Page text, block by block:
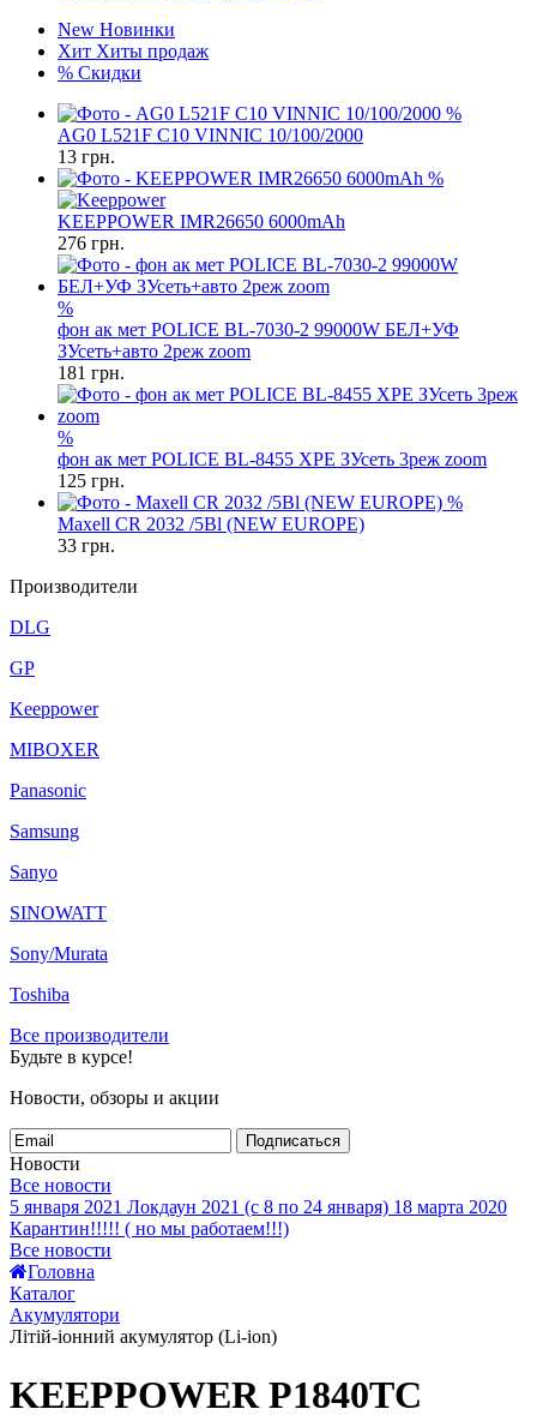
New Новинки
Хит Хиты продаж
% Скидки
%
AG0 L521F C10 VINNIC 10/100/2000
13 грн.
%
KEEPPOWER IMR26650 6000mAh
276 грн.
%
фон ак мет POLICE BL-7030-2 99000W БЕЛ+УФ
ЗУсеть+авто 2реж zoom
181 грн.
%
фон ак мет POLICE BL-8455 XPE ЗУсеть 3реж zoom
125 грн.
%
Maxell CR 2032 /5Bl (NEW EUROPE)
33 грн.
Производители
DLG
GP
Keeppower
MIBOXER
Panasonic
Samsung
Sanyo
SINOWATT
Sony/Murata
Toshiba
Все производители
Будьте в курсе!
Новости, обзоры и акции
Подписаться
Новости
Все новости
5 января 2021 Локдаун 2021 (с 8 по 24 января) 18 марта 2020
Карантин!!!!! ( но мы работаем!!!)
Все новости
Головна
Каталог
Акумулятори
Літій-іонний акумулятор (Li-ion)
KEEPPOWER P1840TC